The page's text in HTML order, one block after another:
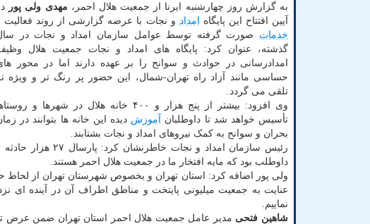
به گزارش روز چهارشنبه ایرنا از جمعیت هلال احمر، مهدی ولی پور
آیین افتتاح این پایگاه
امداد و نجات با عرضه گزارشی از روند فعالیت
خدمات صورت گرفته توسط عوامل سازمان امداد و نجات در
گذشته، عنوان کرد: پایگاه های امداد و نجات جمعیت هلال
امدادرسانی در حوادث و سوانح را بر عهده دارند اما در محور
حساسی مانند آزاد راه تهران-شمال، این حضور پر رنگ تر و ویژه
تلقی می گردد.
وی افزود: بیشتر از پنج هزار و ۴۰۰ خانه هلال در شهرها و
تأسیس خواهد شد تا داوطلبان
آموزش دیده این خانه ها بتوانند در
بحران و سوانح به کمک نیروهای امداد و نجات بشتابند.
داوطلب بود که مایه افتخار ما در جمعیت هلال احمر هستند.
ولی پور اضافه کرد: استان تهران و بخصوص شهرستان تهران از لحاظ
عنایت به جمعیت میلیونی پایتخت و مناطق اطراف آن در آینده ای
نماییم.
شاهین فتحی مدیر عامل جمعیت هلال احمر استان تهران ضمن عرض